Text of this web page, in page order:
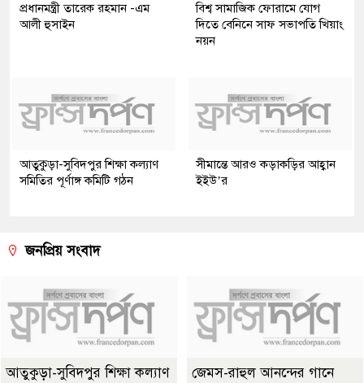
প্রধানমন্ত্রী তারেক রহমান -এম
আলী হুসাইন
বিশ্ব সামাজিক ফোরামে যোগ
দিতে বেনিনে সাফ সভাপতি খিয়াং
নয়ন
আতুকুড়া-সুবিদপুর শিক্ষা কল্যাণ
সমিতির পূর্ণাঙ্গ কমিটি গঠন
সীমান্তে আরও কড়াকড়ির আহ্বান
ইইউ’র
জনপ্রিয় সংবাদ
আতুকুড়া-সুবিদপুর শিক্ষা কল্যাণ
জেমস-রাহুল আনন্দের গানে